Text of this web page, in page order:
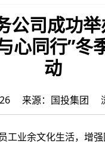
公司成功举
心同行”冬
动
26 来源：国投集团
业余文化生活，增强